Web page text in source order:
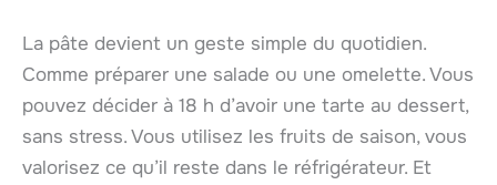
La pâte devient un geste simple du quotidien.
Comme préparer une salade ou une omelette. Vous
pouvez décider à 18 h d’avoir une tarte au dessert,
sans stress. Vous utilisez les fruits de saison, vous
valorisez ce qu’il reste dans le réfrigérateur. Et